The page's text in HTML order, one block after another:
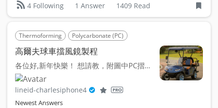
4 Following 1 Answer 1409 Read
Thermoforming Polycarbonate (PC)
高爾夫球車擋風鏡製程
各位好,新年快樂！ 想請教，附圖中PC摺疊擋風鏡是用「熱...
lineid-charlesiphone4
Newest Answers